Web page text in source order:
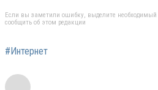
Если вы заметили ошибку, выделите
сообщить об этом редакции
#Интернет